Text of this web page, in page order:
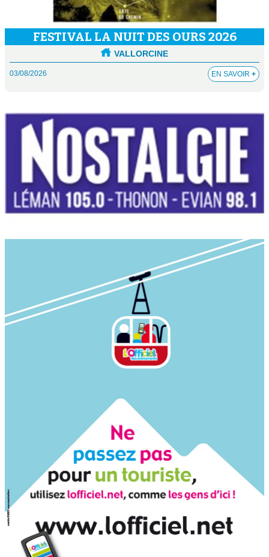
FESTIVAL LA NUIT DES OURS 2026
VALLORCINE
03/08/2026 EN SAVOIR +